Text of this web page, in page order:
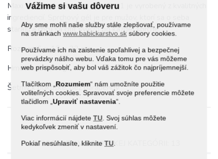
Vážime si vašu dôveru
Aby sme mohli naše služby stále zlepšovať, používame
na stránkachwww.babickarstvo.sk súbory cookies.
Používame ich na zaistenie spoľahlivej a bezpečnej
prevádzky nášho webu. Vďaka tomu pre vás môžeme
web prispôsobiť, aby bol váš zážitok čo najpríjemnejší.
Tlačítkom „Rozumiem“ nám umožníte použitie
voliteľných cookies. Spravovať svoje preferencie môžete
tlačidlom „Upraviť nastavenia“.
Viac informácií nájdete TU. Svoj súhlas môžete
kedykoľvek zmeniť v nastavení.
Pokiaľ nesúhlasíte, klikniteTU.
Maxi sprchový gél pre mužov 5 v 1 je vyrobený z kvalitných
ingrediencií. Sprchový gél je pre mužov, ktorí sa o seba
starajú a chcú sa cítiť sviežo po každej sprche.
Rozmer: 6 × 13 × 22 cm
Hmotnosť: 1,1 kg
Šetrný k pokožke, bez parabénov
PRODUKTY V ROVNAKEJ KATEGÓRII: 13